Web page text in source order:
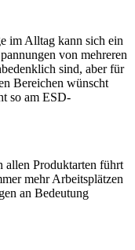
im Alltag kann sich ein
von mehreren
sind, aber für
Bereichen wünscht
so am ESD-
allen Produktarten führt
mehr Arbeitsplätzen
an Bedeutung